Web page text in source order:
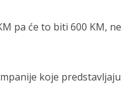
pa će to biti 600 KM,
koje